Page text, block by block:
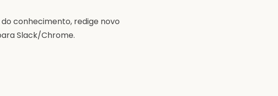
conhecimento, redige novo
Slack/Chrome.